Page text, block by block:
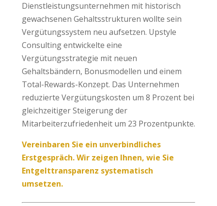
Dienstleistungsunternehmen mit historisch
gewachsenen Gehaltsstrukturen wollte sein
Vergütungssystem neu aufsetzen. Upstyle
Consulting entwickelte eine
Vergütungsstrategie mit neuen
Gehaltsbändern, Bonusmodellen und einem
Total-Rewards-Konzept. Das Unternehmen
reduzierte Vergütungskosten um 8 Prozent bei
gleichzeitiger Steigerung der
Mitarbeiterzufriedenheit um 23 Prozentpunkte.
Vereinbaren Sie ein unverbindliches
Erstgespräch. Wir zeigen Ihnen, wie Sie
Entgelttransparenz systematisch
umsetzen.